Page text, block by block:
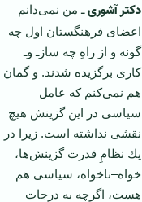
دکتر آشوریـ من نمی‌دانم
اعضای فرهنگستان اول چه
گونه و از راهِ چه سازـ وـ
كاری برگزیده شدند. و گمان
هم نمی‌كنم كه عامل
سیاسی در این گزینش‌ هیچ
نقشی نداشته است. زیرا در
یك نظامِ قدرت گزینش‌ها،
خواه–ناخواه، سیاسی هم
هست، اگرچه به درجات